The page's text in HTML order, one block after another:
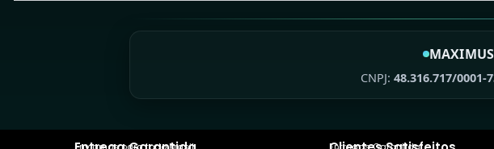
CNPJ: 48.316.717/0001-